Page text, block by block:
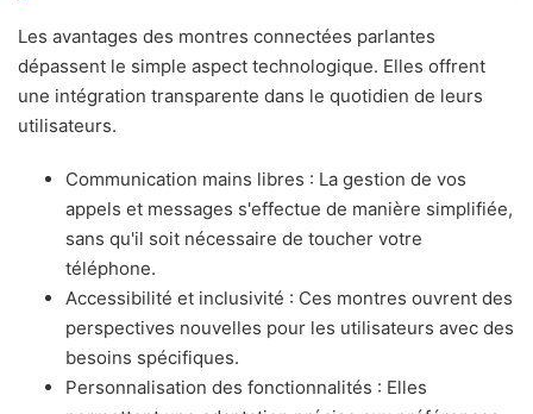
Les avantages des montres connectées parlantes
dépassent le simple aspect technologique. Elles offrent
une intégration transparente dans le quotidien de leurs
utilisateurs.
Communication mains libres : La gestion de vos
appels et messages s'effectue de manière simplifiée,
sans qu'il soit nécessaire de toucher votre
téléphone.
Accessibilité et inclusivité : Ces montres ouvrent des
perspectives nouvelles pour les utilisateurs avec des
besoins spécifiques.
Personnalisation des fonctionnalités : Elles